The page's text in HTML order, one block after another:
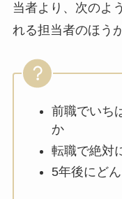
当者より、次のよ
れる担当者のほう
前職でいち
か
転職で絶対
5年後にど